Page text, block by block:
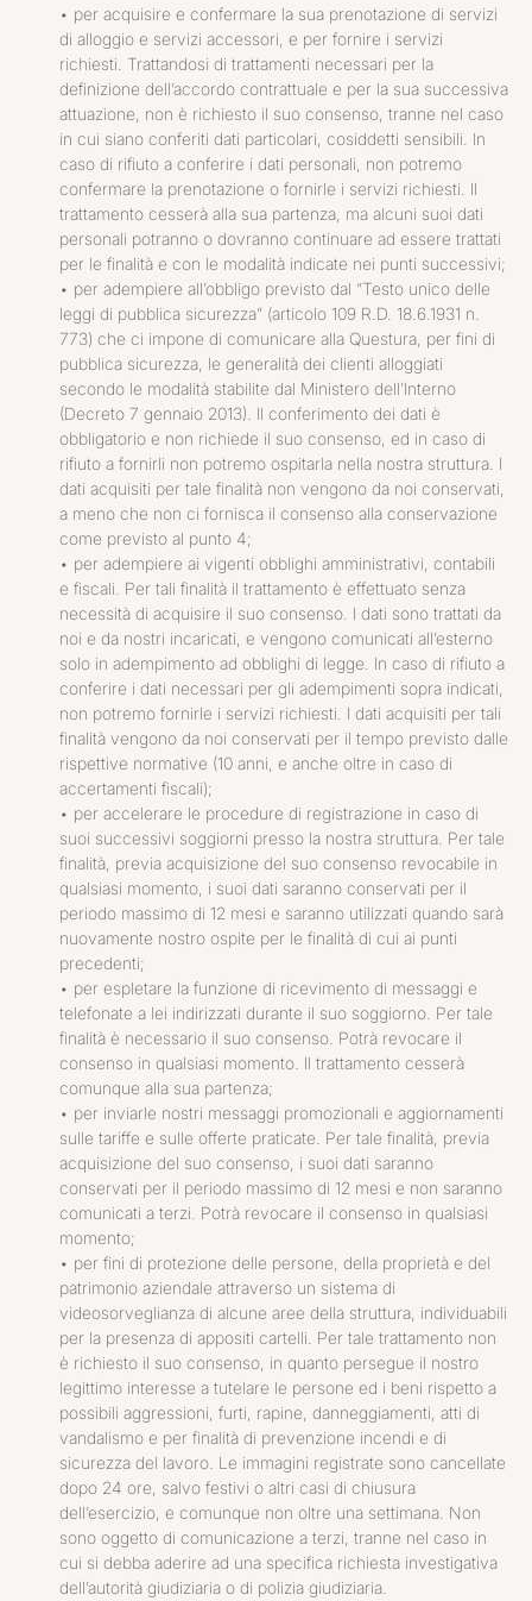
• per acquisire e confermare la sua prenotazione di servizi
di alloggio e servizi accessori, e per fornire i servizi
richiesti. Trattandosi di trattamenti necessari per la
definizione dell’accordo contrattuale e per la sua successiva
attuazione, non è richiesto il suo consenso, tranne nel caso
in cui siano conferiti dati particolari, cosiddetti sensibili. In
caso di rifiuto a conferire i dati personali, non potremo
confermare la prenotazione o fornirle i servizi richiesti. Il
trattamento cesserà alla sua partenza, ma alcuni suoi dati
personali potranno o dovranno continuare ad essere trattati
per le finalità e con le modalità indicate nei punti successivi;
• per adempiere all’obbligo previsto dal “Testo unico delle
leggi di pubblica sicurezza” (articolo 109 R.D. 18.6.1931 n.
773) che ci impone di comunicare alla Questura, per fini di
pubblica sicurezza, le generalità dei clienti alloggiati
secondo le modalità stabilite dal Ministero dell’Interno
(Decreto 7 gennaio 2013). Il conferimento dei dati è
obbligatorio e non richiede il suo consenso, ed in caso di
rifiuto a fornirli non potremo ospitarla nella nostra struttura. I
dati acquisiti per tale finalità non vengono da noi conservati,
a meno che non ci fornisca il consenso alla conservazione
come previsto al punto 4;
• per adempiere ai vigenti obblighi amministrativi, contabili
e fiscali. Per tali finalità il trattamento è effettuato senza
necessità di acquisire il suo consenso. I dati sono trattati da
noi e da nostri incaricati, e vengono comunicati all’esterno
solo in adempimento ad obblighi di legge. In caso di rifiuto a
conferire i dati necessari per gli adempimenti sopra indicati,
non potremo fornirle i servizi richiesti. I dati acquisiti per tali
finalità vengono da noi conservati per il tempo previsto dalle
rispettive normative (10 anni, e anche oltre in caso di
accertamenti fiscali);
• per accelerare le procedure di registrazione in caso di
suoi successivi soggiorni presso la nostra struttura. Per tale
finalità, previa acquisizione del suo consenso revocabile in
qualsiasi momento, i suoi dati saranno conservati per il
periodo massimo di 12 mesi e saranno utilizzati quando sarà
nuovamente nostro ospite per le finalità di cui ai punti
precedenti;
• per espletare la funzione di ricevimento di messaggi e
telefonate a lei indirizzati durante il suo soggiorno. Per tale
finalità è necessario il suo consenso. Potrà revocare il
consenso in qualsiasi momento. Il trattamento cesserà
comunque alla sua partenza;
• per inviarle nostri messaggi promozionali e aggiornamenti
sulle tariffe e sulle offerte praticate. Per tale finalità, previa
acquisizione del suo consenso, i suoi dati saranno
conservati per il periodo massimo di 12 mesi e non saranno
comunicati a terzi. Potrà revocare il consenso in qualsiasi
momento;
• per fini di protezione delle persone, della proprietà e del
patrimonio aziendale attraverso un sistema di
videosorveglianza di alcune aree della struttura, individuabili
per la presenza di appositi cartelli. Per tale trattamento non
è richiesto il suo consenso, in quanto persegue il nostro
legittimo interesse a tutelare le persone ed i beni rispetto a
possibili aggressioni, furti, rapine, danneggiamenti, atti di
vandalismo e per finalità di prevenzione incendi e di
sicurezza del lavoro. Le immagini registrate sono cancellate
dopo 24 ore, salvo festivi o altri casi di chiusura
dell’esercizio, e comunque non oltre una settimana. Non
sono oggetto di comunicazione a terzi, tranne nel caso in
cui si debba aderire ad una specifica richiesta investigativa
dell’autorità giudiziaria o di polizia giudiziaria.